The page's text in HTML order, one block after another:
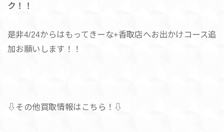
ク！！
是非4/24からはもってきーな+香取店へお出かけコース追
加お願いします！！
⇩その他買取情報はこちら！⇩